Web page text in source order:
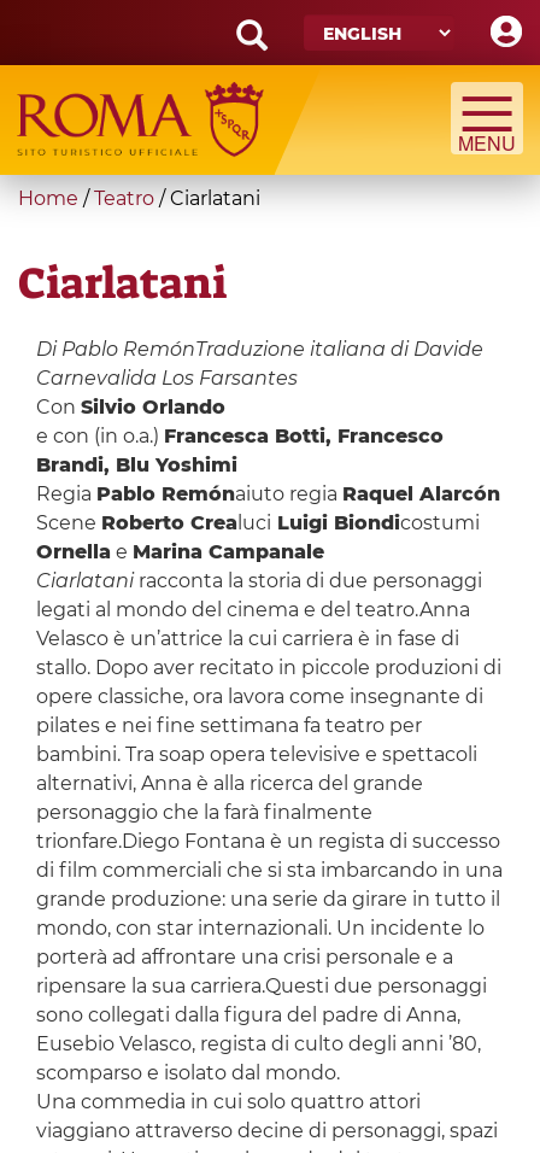
main
content
Search
form
Search
You
here
Home / Teatro /Ciarlatani
Ciarlatani
Di Pablo RemónTraduzione italiana di Davide
Carnevalida Los Farsantes
Con Silvio Orlando
e con (in o.a.) Francesca Botti, Francesco
Brandi, Blu Yoshimi
Regia Pablo Remónaiuto regia Raquel Alarcón
Scene Roberto Crea luci Luigi Biondicostumi
Ornella e Marina Campanale
Ciarlataniracconta la storia di due personaggi
legati al mondo del cinema e del teatro.Anna
Velasco è un’attrice la cui carriera è in fase di
stallo. Dopo aver recitato in piccole produzioni di
opere classiche, ora lavora come insegnante di
pilates e nei fine settimana fa teatro per
bambini. Tra soap opera televisive e spettacoli
alternativi, Anna è alla ricerca del grande
personaggio che la farà finalmente
trionfare.Diego Fontana è un regista di successo
di film commerciali che si sta imbarcando in una
grande produzione: una serie da girare in tutto il
mondo, con star internazionali. Un incidente lo
porterà ad affrontare una crisi personale e a
ripensare la sua carriera.Questi due personaggi
sono collegati dalla figura del padre di Anna,
Eusebio Velasco, regista di culto degli anni ’80,
scomparso e isolato dal mondo.
Una commedia in cui solo quattro attori
viaggiano attraverso decine di personaggi, spazi